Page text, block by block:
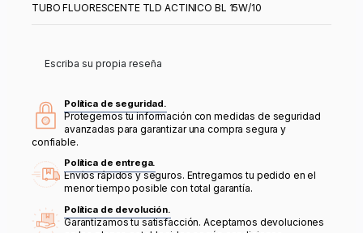
TUBO FLUORESCENTE TLD ACTINICO BL 15W/10
Escriba su propia reseña
Política de seguridad.
Protegemos tu información con medidas de seguridad
avanzadas para garantizar una compra segura y
confiable.
Política de entrega.
Envíos rápidos y seguros. Entregamos tu pedido en el
menor tiempo posible con total garantía.
Política de devolución.
Garantizamos tu satisfacción. Aceptamos devoluciones